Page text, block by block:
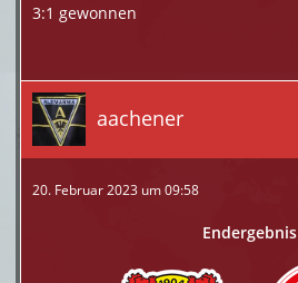
3:1 gewonnen
aachener
20. Februar 2023 um 09:58
Endergebnis